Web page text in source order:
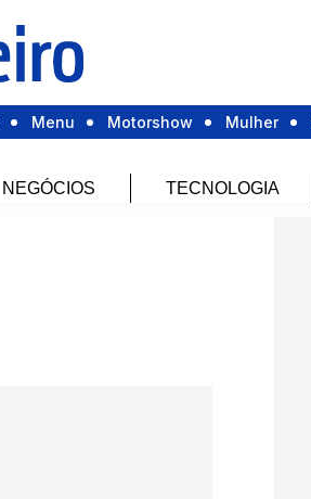
Menu Motorshow Mulher
NEGÓCIOS TECNOLOGIA